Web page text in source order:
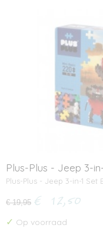
Plus-Plus - Jeep 3-
Plus-Plus - Jeep 3-in-1
€ 19,95 € 12,50
✓ Op voorraad